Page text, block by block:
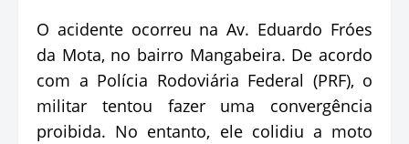
O acidente ocorreu na Av. Eduardo Fróes
da Mota, no bairro Mangabeira. De acordo
com a Polícia Rodoviária Federal (PRF), o
militar tentou fazer uma convergência
proibida. No entanto, ele colidiu a moto